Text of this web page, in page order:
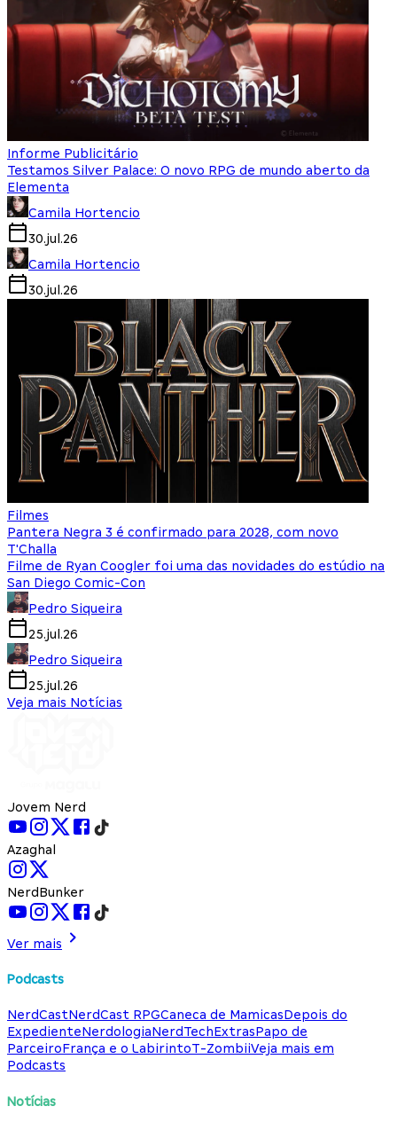
Informe Publicitário
Testamos Silver Palace: O novo RPG de mundo aberto da
Elementa
Camila Hortencio
30.jul.26
Camila Hortencio
30.jul.26
Filmes
Pantera Negra 3 é confirmado para 2028, com novo
T'Challa
Filme de Ryan Coogler foi uma das novidades do estúdio na
San Diego Comic-Con
Pedro Siqueira
25.jul.26
Pedro Siqueira
25.jul.26
Veja mais Notícias
Jovem Nerd
Azaghal
NerdBunker
Ver mais
Podcasts
NerdCastNerdCast RPGCaneca de MamicasDepois do
ExpedienteNerdologiaNerdTechExtrasPapo de
ParceiroFrança e o LabirintoT-ZombiiVeja mais em
Podcasts
Notícias